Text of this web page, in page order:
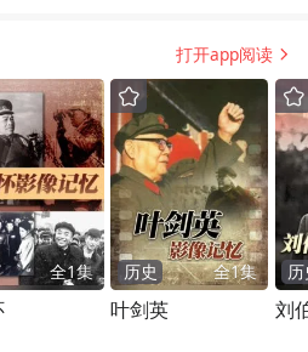
打开app阅读
全1集 历史 全1集
叶剑英 刘